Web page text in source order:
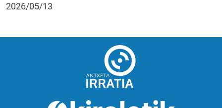
2026/05/13